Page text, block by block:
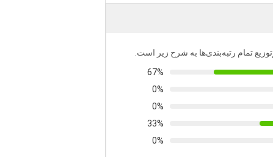
توزیع تمام رتبه‌بندی‌ها به شرح زیر است.
67%
0%
0%
33%
0%